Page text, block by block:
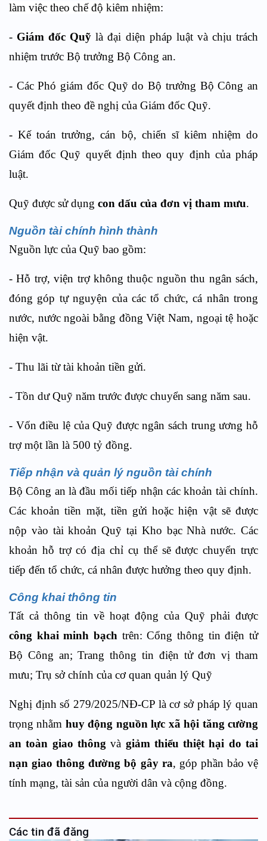
làm việc theo chế độ kiêm nhiệm:
- Giám đốc Quỹ là đại diện pháp luật và chịu trách
nhiệm trước Bộ trưởng Bộ Công an.
- Các Phó giám đốc Quỹ do Bộ trưởng Bộ Công an
quyết định theo đề nghị của Giám đốc Quỹ.
- Kế toán trưởng, cán bộ, chiến sĩ kiêm nhiệm do
Giám đốc Quỹ quyết định theo quy định của pháp
luật.
Quỹ được sử dụng con dấu của đơn vị tham mưu.
Nguồn tài chính hình thành
Nguồn lực của Quỹ bao gồm:
- Hỗ trợ, viện trợ không thuộc nguồn thu ngân sách,
đóng góp tự nguyện của các tổ chức, cá nhân trong
nước, nước ngoài bằng đồng Việt Nam, ngoại tệ hoặc
hiện vật.
- Thu lãi từ tài khoản tiền gửi.
- Tồn dư Quỹ năm trước được chuyển sang năm sau.
- Vốn điều lệ của Quỹ được ngân sách trung ương hỗ
trợ một lần là 500 tỷ đồng.
Tiếp nhận và quản lý nguồn tài chính
Bộ Công an là đầu mối tiếp nhận các khoản tài chính.
Các khoản tiền mặt, tiền gửi hoặc hiện vật sẽ được
nộp vào tài khoản Quỹ tại Kho bạc Nhà nước. Các
khoản hỗ trợ có địa chỉ cụ thể sẽ được chuyển trực
tiếp đến tổ chức, cá nhân được hưởng theo quy định.
Công khai thông tin
Tất cả thông tin về hoạt động của Quỹ phải được
công khai minh bạch trên: Cổng thông tin điện tử
Bộ Công an; Trang thông tin điện tử đơn vị tham
mưu; Trụ sở chính của cơ quan quản lý Quỹ
Nghị định số 279/2025/NĐ-CP là cơ sở pháp lý quan
trọng nhằm huy động nguồn lực xã hội tăng cường
an toàn giao thông và giảm thiểu thiệt hại do tai
nạn giao thông đường bộ gây ra, góp phần bảo vệ
tính mạng, tài sản của người dân và cộng đồng.
Các tin đã đăng